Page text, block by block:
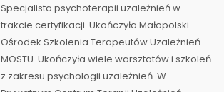
Specjalista psychoterapii uzależnień w
trakcie certyfikacji. Ukończyła Małopolski
Ośrodek Szkolenia Terapeutów Uzależnień
MOSTU. Ukończyła wiele warsztatów i szkoleń
z zakresu psychologii uzależnień. W